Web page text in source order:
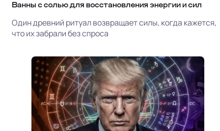
Ванны с солью для восстановления энергии и сил
Один древний ритуал возвращает силы, когда кажется,
что их забрали без спроса